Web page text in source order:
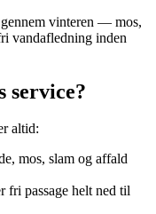
vinteren — mos,
vandafledning inden
service?
altid:
mos, slam og affald
passage helt ned til